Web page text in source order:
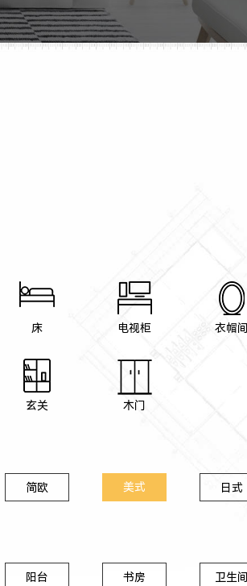
床 电视柜 衣帽间
玄关 木门
简欧 美式 日式
阳台 书房 卫生间